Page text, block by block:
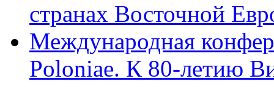
странах Восточной
Международная
Poloniae. К 80-летию